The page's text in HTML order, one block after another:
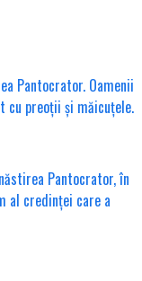
Pantocrator. Oamenii
cu preoții și măicuțele.
Pantocrator, în
al credinței care a